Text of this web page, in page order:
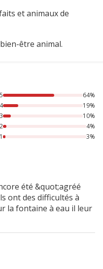
et animaux de
être animal.
{1} étoiles, 19% des
5
64%
4
19%
3
10%
2
4%
1
3%
été &quot;agréé
ont des difficultés à
la fontaine à eau il leur